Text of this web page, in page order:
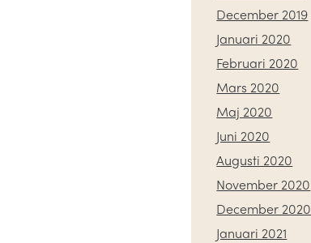
December 2019
Januari 2020
Februari 2020
Mars 2020
Maj 2020
Juni 2020
Augusti 2020
November 2020
December 2020
Januari 2021